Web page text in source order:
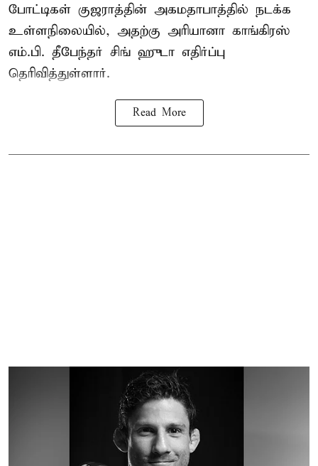
போட்டிகள் குஜராத்தின் அகமதாபாத்தில் நடக்க
உள்ளநிலையில், அதற்கு அரியானா காங்கிரஸ்
எம்.பி. தீபேந்தர் சிங் ஹுடா எதிர்ப்பு
தெரிவித்துள்ளார்.
Read More